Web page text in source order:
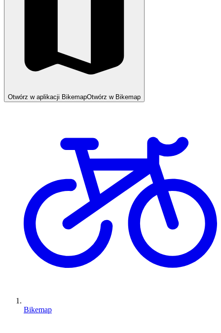
Otwórz w aplikacji BikemapOtwórz w Bikemap
Bikemap